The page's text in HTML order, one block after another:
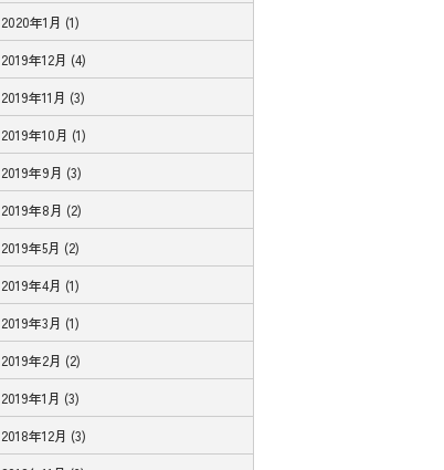
2020年1月 (1)
2019年12月 (4)
2019年11月 (3)
2019年10月 (1)
2019年9月 (3)
2019年8月 (2)
2019年5月 (2)
2019年4月 (1)
2019年3月 (1)
2019年2月 (2)
2019年1月 (3)
2018年12月 (3)